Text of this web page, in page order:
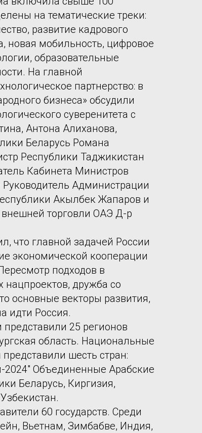
на тематические треки:
развитие кадрового
новая мобильность, цифровое
образовательные
На главной
партнерство: в
бизнеса» обсудили
суверенитета с
Антона Алиханова,
Беларусь Романа
Республики Таджикистан
Кабинета Министров
Администрации
Акылбек Жапаров и
торговли ОАЭ Д-р
что главной задачей России
экономической кооперации
подходов в
нацпроектов, дружба со
основные векторы развития,
идти Россия.
25 регионов
область. Национальные
шесть стран:
2024" Объединенные Арабские
Беларусь, Киргизия,
60 государств. Среди
Вьетнам, Зимбабве, Индия,